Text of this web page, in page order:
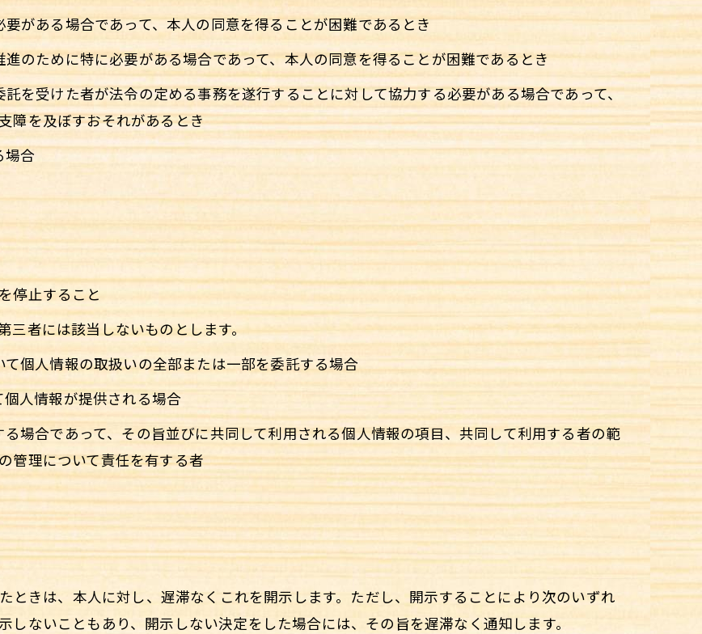
がある場合であって、本人の同意を得ることが困難であるとき
のために特に必要がある場合であって、本人の同意を得ることが困難であるとき
を受けた者が法令の定める事務を遂行することに対して協力する必要がある場合であって、
障を及ぼすおそれがあるとき
場合
停止すること
三者には該当しないものとします。
個人情報の取扱いの全部または一部を委託する場合
人情報が提供される場合
場合であって、その旨並びに共同して利用される個人情報の項目、共同して利用する者の範
管理について責任を有する者
ときは、本人に対し、遅滞なくこれを開示します。ただし、開示することにより次のいずれ
ないこともあり、開示しない決定をした場合には、その旨を遅滞なく通知します。